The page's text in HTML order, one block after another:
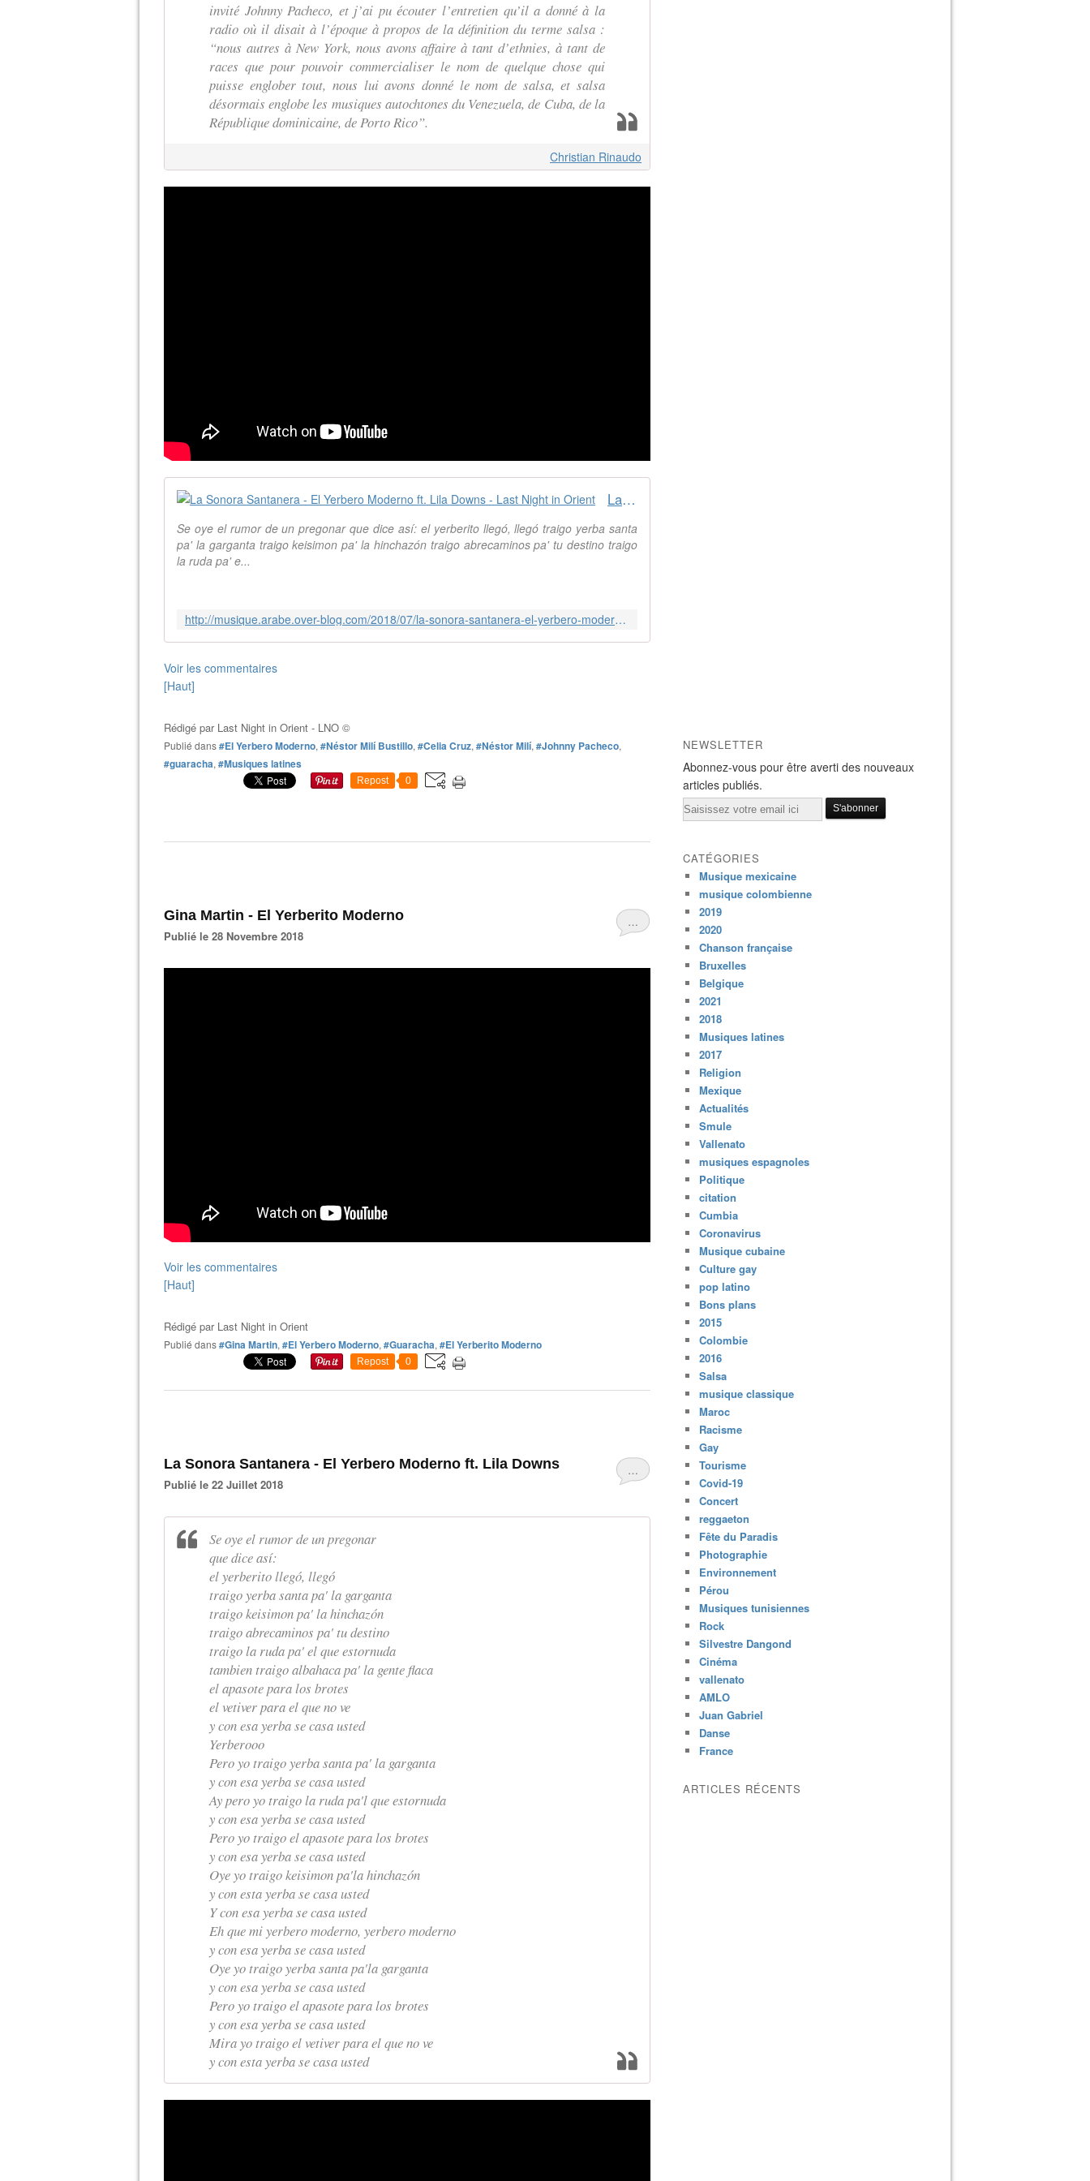
invité Johnny Pacheco, et j’ai pu écouter l’entretien qu’il a donné à la
radio où il disait à l’époque à propos de la définition du terme salsa :
“nous autres à New York, nous avons affaire à tant d’ethnies, à tant de
races que pour pouvoir commercialiser le nom de quelque chose qui
puisse englober tout, nous lui avons donné le nom de salsa, et salsa
désormais englobe les musiques autochtones du Venezuela, de Cuba, de la
République dominicaine, de Porto Rico”.
Christian Rinaudo
La Sonora Santanera - El Yerbero Moderno ft. Lila Downs - Last Night in Orient
Se oye el rumor de un pregonar que dice así: el yerberito llegó, llegó traigo yerba santa
pa' la garganta traigo keisimon pa' la hinchazón traigo abrecaminos pa' tu destino traigo
la ruda pa' e...
http://musique.arabe.over-blog.com/2018/07/la-sonora-santanera-el-yerbero-moderno-ft.lila-downs.html
Voir les commentaires
[Haut]
Rédigé par Last Night in Orient - LNO ©
Publié dans#El Yerbero Moderno, #Néstor Milí Bustillo, #Celia Cruz, #Néstor Milí, #Johnny Pacheco,
#guaracha, #Musiques latines
Repost 0
…
Gina Martin - El Yerberito Moderno
Publié le 28 Novembre 2018
Voir les commentaires
[Haut]
Rédigé par Last Night in Orient
Publié dans#Gina Martin, #El Yerbero Moderno, #Guaracha, #El Yerberito Moderno
Repost 0
…
La Sonora Santanera - El Yerbero Moderno ft. Lila Downs
Publié le 22 Juillet 2018
Se oye el rumor de un pregonar
que dice así:
el yerberito llegó, llegó
traigo yerba santa pa' la garganta
traigo keisimon pa' la hinchazón
traigo abrecaminos pa' tu destino
traigo la ruda pa' el que estornuda
tambien traigo albahaca pa' la gente flaca
el apasote para los brotes
el vetiver para el que no ve
y con esa yerba se casa usted
Yerberooo
Pero yo traigo yerba santa pa' la garganta
y con esa yerba se casa usted
Ay pero yo traigo la ruda pa'l que estornuda
y con esa yerba se casa usted
Pero yo traigo el apasote para los brotes
y con esa yerba se casa usted
Oye yo traigo keisimon pa'la hinchazón
y con esta yerba se casa usted
Y con esa yerba se casa usted
Eh que mi yerbero moderno, yerbero moderno
y con esa yerba se casa usted
Oye yo traigo yerba santa pa'la garganta
y con esa yerba se casa usted
Pero yo traigo el apasote para los brotes
y con esa yerba se casa usted
Mira yo traigo el vetiver para el que no ve
y con esta yerba se casa usted
NEWSLETTER
Abonnez-vous pour être averti des nouveaux
articles publiés.
Email
CATÉGORIES
Musique mexicaine
musique colombienne
2019
2020
Chanson française
Bruxelles
Belgique
2021
2018
Musiques latines
2017
Religion
Mexique
Actualités
Smule
Vallenato
musiques espagnoles
Politique
citation
Cumbia
Coronavirus
Musique cubaine
Culture gay
pop latino
Bons plans
2015
Colombie
2016
Salsa
musique classique
Maroc
Racisme
Gay
Tourisme
Covid-19
Concert
reggaeton
Fête du Paradis
Photographie
Environnement
Pérou
Musiques tunisiennes
Rock
Silvestre Dangond
Cinéma
vallenato
AMLO
Juan Gabriel
Danse
France
ARTICLES RÉCENTS